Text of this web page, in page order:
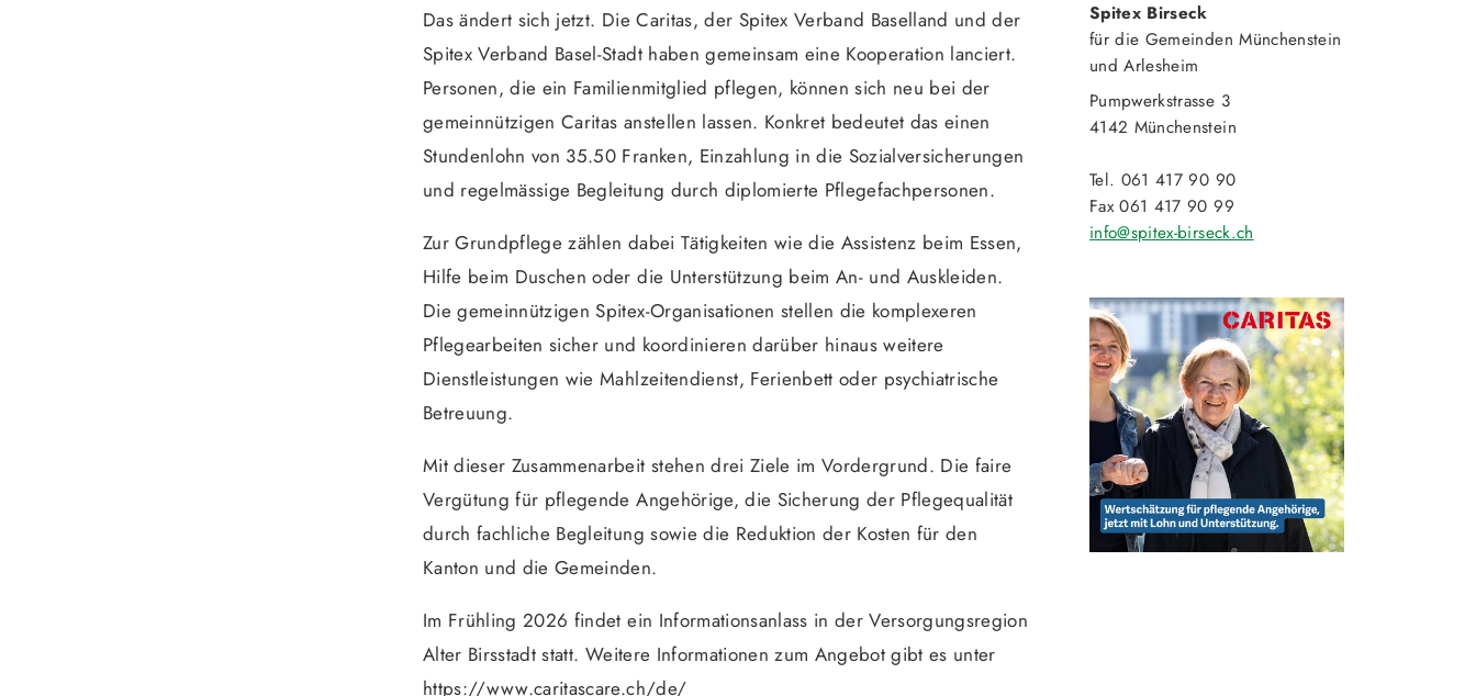
Das ändert sich jetzt. Die Caritas, der Spitex Verband Baselland und der
Spitex Verband Basel-Stadt haben gemeinsam eine Kooperation lanciert.
Personen, die ein Familienmitglied pflegen, können sich neu bei der
gemeinnützigen Caritas anstellen lassen. Konkret bedeutet das einen
Stundenlohn von 35.50 Franken, Einzahlung in die Sozialversicherungen
und regelmässige Begleitung durch diplomierte Pflegefachpersonen.
Zur Grundpflege zählen dabei Tätigkeiten wie die Assistenz beim Essen,
Hilfe beim Duschen oder die Unterstützung beim An- und Auskleiden.
Die gemeinnützigen Spitex-Organisationen stellen die komplexeren
Pflegearbeiten sicher und koordinieren darüber hinaus weitere
Dienstleistungen wie Mahlzeitendienst, Ferienbett oder psychiatrische
Betreuung.
Mit dieser Zusammenarbeit stehen drei Ziele im Vordergrund. Die faire
Vergütung für pflegende Angehörige, die Sicherung der Pflegequalität
durch fachliche Begleitung sowie die Reduktion der Kosten für den
Kanton und die Gemeinden.
Im Frühling 2026 findet ein Informationsanlass in der Versorgungsregion
Alter Birsstadt statt. Weitere Informationen zum Angebot gibt es unter
https://www.caritascare.ch/de/
Spitex Birseck
für die Gemeinden Münchenstein
und Arlesheim
Pumpwerkstrasse 3
4142 Münchenstein
Tel. 061 417 90 90
Fax 061 417 90 99
info@spitex-birseck.ch